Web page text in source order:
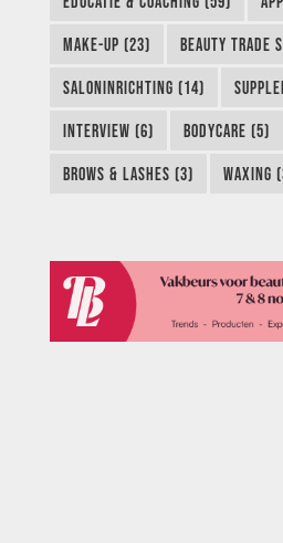
MAKE-UP (23) BEAUTY TRADE
SALONINRICHTING (14)
INTERVIEW (6) BODYCARE (5)
BROWS & LASHES (3) WAXING